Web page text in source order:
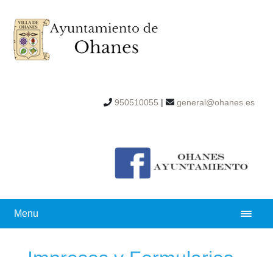
950510055 | general@ohanes.es
Menu